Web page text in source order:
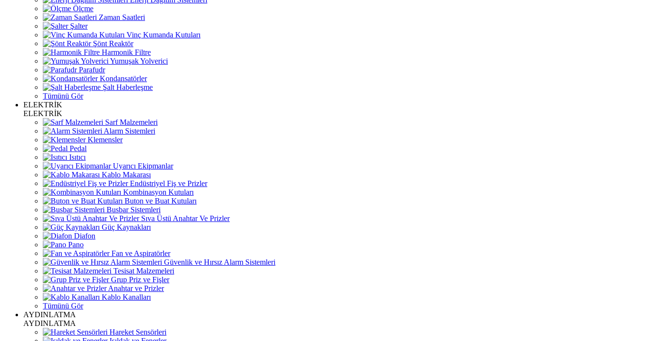
Ölçme
Zaman Saatleri
Şalter
Vinç Kumanda Kutuları
Şönt Reaktör
Harmonik Filtre
Yumuşak Yolverici
Parafudr
Kondansatörler
Şalt Haberleşme
Tümünü Gör
ELEKTRİK
ELEKTRİK
Sarf Malzemeleri
Alarm Sistemleri
Klemensler
Pedal
Isıtıcı
Uyarıcı Ekipmanlar
Kablo Makarası
Endüstriyel Fiş ve Prizler
Kombinasyon Kutuları
Buton ve Buat Kutuları
Busbar Sistemleri
Sıva Üstü Anahtar Ve Prizler
Güç Kaynakları
Diafon
Pano
Fan ve Aspiratörler
Güvenlik ve Hırsız Alarm Sistemleri
Tesisat Malzemeleri
Grup Priz ve Fişler
Anahtar ve Prizler
Kablo Kanalları
Tümünü Gör
AYDINLATMA
AYDINLATMA
Hareket Sensörleri